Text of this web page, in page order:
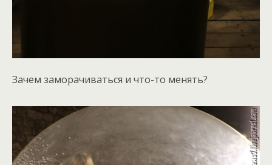
Зачем заморачиваться и что-то менять?